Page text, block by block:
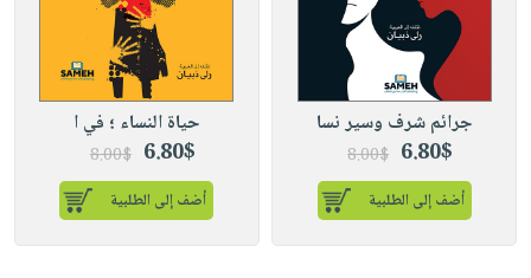
جرائم شرف وسير نسا
6.80$
8.00$
أضف إلى الطلبية
حياة النساء ؛ في ا
6.80$
8.00$
أضف إلى الطلبية